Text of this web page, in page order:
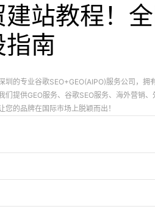
站教程！
南
圳的专业谷歌SEO+GEO(AIPO)服务公司，
们提供GEO服务、谷歌SEO服务、海外营销
您的品牌在国际市场上脱颖而出！